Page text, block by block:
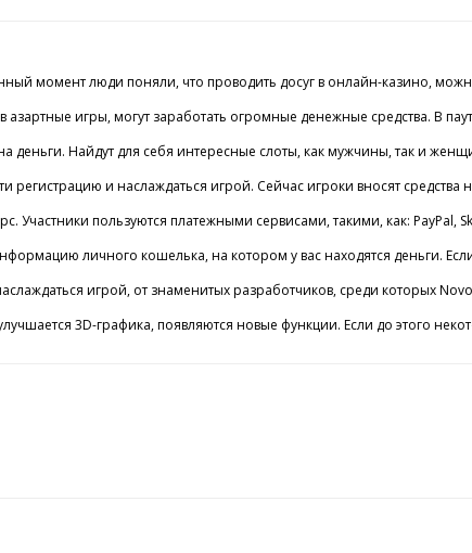
люди поняли, что проводить досуг в онлайн-казино,
игры, могут заработать огромные денежные средства. В
Найдут для себя интересные слоты, как мужчины, так и
и наслаждаться игрой. Сейчас игроки вносят
Участники пользуются платежными сервисами, такими, как:
личного кошелька, на котором у вас находятся деньги.
игрой, от знаменитых разработчиков, среди которых
3D-графика, появляются новые функции. Если до